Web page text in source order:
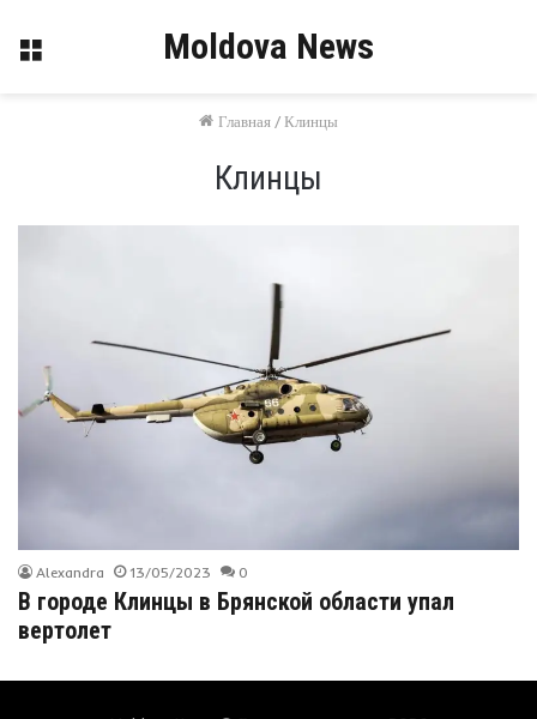
Меню Moldova News
Главная /Клинцы
Клинцы
Alexandra 13/05/2023 0
В городе Клинцы в Брянской области упал
вертолет